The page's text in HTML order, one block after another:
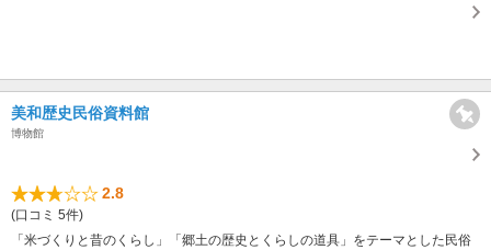
美和歴史民俗資料館
博物館
2.8
(口コミ 5件)
「米づくりと昔のくらし」「郷土の歴史とくらしの道具」をテーマとした民俗